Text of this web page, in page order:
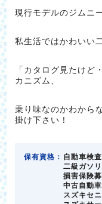
現行モデルのジムニ
私生活ではかわいい
「カタログ見たけど
カニズム、
乗り味なのかわから
掛け下さい！
保有資格： 自動車検
二級ガソ
損害保険
中古自動
スズキセ